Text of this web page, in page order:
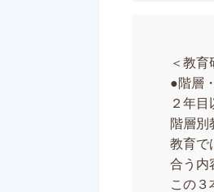
＜教育
●階層
２年
階層別
教育で
合う内
この３